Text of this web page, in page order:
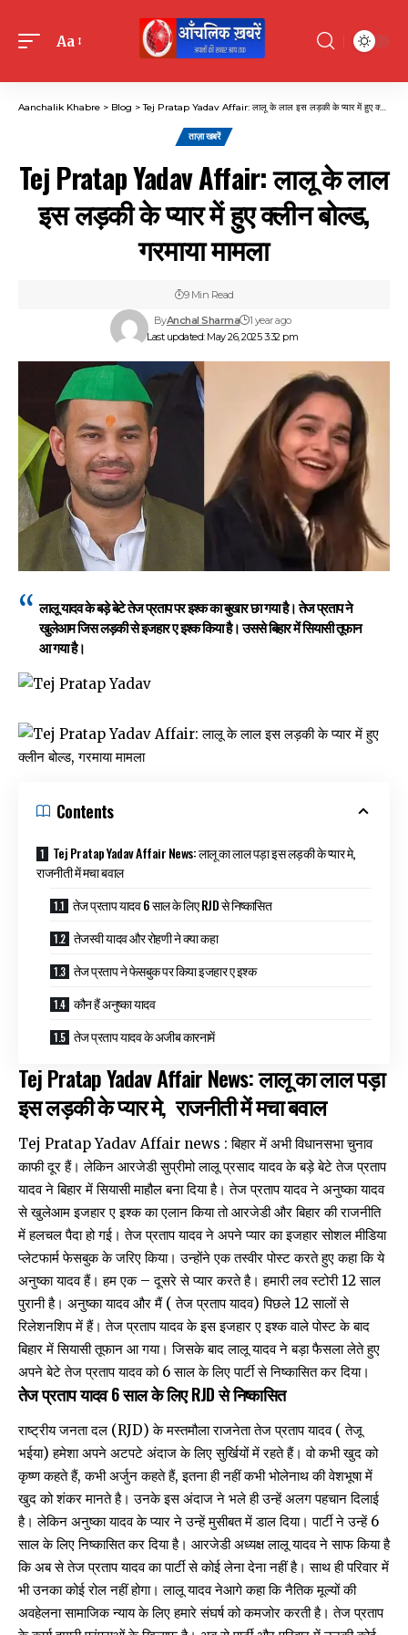
Font
Aa
Aanchalik Khabre > Blog >Tej Pratap Yadav Affair: लालू के लाल इस लड़की के प्यार में हुए क्लीन बोल्ड, गरमाया मामला
ताज़ा खबरें
Tej Pratap Yadav Affair: लालू के लाल
इस लड़की के प्यार में हुए क्लीन बोल्ड,
गरमाया मामला
Last updated: May 26, 2025 3:32 pm
ByAnchal Sharma 1 year ago
9 Min Read
लालू यादव के बड़े बेटे तेज प्रताप पर इश्क का बुखार छा गया है। तेज प्रताप ने
खुलेआम जिस लड़की से इजहार ए इश्क किया है। उससे बिहार में सियासी तूफान
आ गया है।
Contents
Tej Pratap Yadav Affair News: लालू का लाल पड़ा इस लड़की के प्यार मे,
राजनीती में मचा बवाल
तेज प्रताप यादव 6 साल के लिए RJD से निष्कासित
तेजस्वी यादव और रोहणी ने क्या कहा
तेज प्रताप ने फेसबुक पर किया इजहार ए इश्क
कौन हैं अनुष्का यादव
तेज प्रताप यादव के अजीब कारनामें
Tej Pratap Yadav Affair News: लालू का लाल पड़ा
इस लड़की के प्यार मे, राजनीती में मचा बवाल
Tej Pratap Yadav Affair news : बिहार में अभी विधानसभा चुनाव
काफी दूर हैं। लेकिन आरजेडी सुप्रीमो लालू प्रसाद यादव के बड़े बेटे तेज प्रताप
यादव ने बिहार में सियासी माहौल बना दिया है। तेज प्रताप यादव ने अनुष्का यादव
से खुलेआम इजहार ए इश्क का एलान किया तो आरजेडी और बिहार की राजनीति
में हलचल पैदा हो गई। तेज प्रताप यादव ने अपने प्यार का इजहार सोशल मीडिया
प्लेटफार्म फेसबुक के जरिए किया। उन्होंने एक तस्वीर पोस्ट करते हुए कहा कि ये
अनुष्का यादव हैं। हम एक – दूसरे से प्यार करते है। हमारी लव स्टोरी 12 साल
पुरानी है। अनुष्का यादव और मैं ( तेज प्रताप यादव) पिछले 12 सालों से
रिलेशनशिप में हैं। तेज प्रताप यादव के इस इजहार ए इश्क वाले पोस्ट के बाद
बिहार में सियासी तूफान आ गया। जिसके बाद लालू यादव ने बड़ा फैसला लेते हुए
अपने बेटे तेज प्रताप यादव को 6 साल के लिए पार्टी से निष्कासित कर दिया।
तेज प्रताप यादव 6 साल के लिए RJD से निष्कासित
राष्ट्रीय जनता दल (RJD) के मस्तमौला राजनेता तेज प्रताप यादव ( तेजू
भईया) हमेशा अपने अटपटे अंदाज के लिए सुर्खियों में रहते हैं। वो कभी खुद को
कृष्ण कहते हैं, कभी अर्जुन कहते हैं, इतना ही नहीं कभी भोलेनाथ की वेशभूषा में
खुद को शंकर मानते है। उनके इस अंदाज ने भले ही उन्हें अलग पहचान दिलाई
है। लेकिन अनुष्का यादव के प्यार ने उन्हें मुसीबत में डाल दिया। पार्टी ने उन्हें 6
साल के लिए निष्कासित कर दिया है। आरजेडी अध्यक्ष लालू यादव ने साफ किया है
कि अब से तेज प्रताप यादव का पार्टी से कोई लेना देना नहीं है। साथ ही परिवार में
भी उनका कोई रोल नहीं होगा। लालू यादव नेआगे कहा कि नैतिक मूल्यों की
अवहेलना सामाजिक न्याय के लिए हमारे संघर्ष को कमजोर करती है। तेज प्रताप